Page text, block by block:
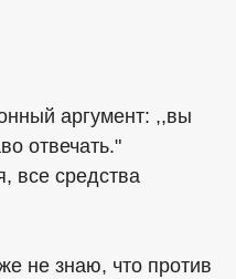
аргумент: ,,вы
отвечать."
все средства
не знаю, что против